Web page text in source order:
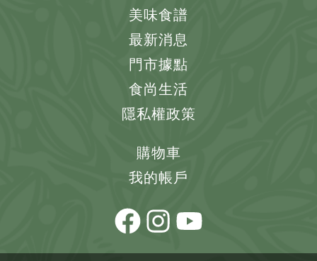
美味食譜
最新消息
門市據點
食尚生活
隱私權政策
購物車
我的帳戶